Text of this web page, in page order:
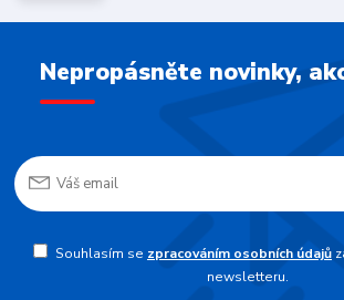
Nepropásněte novinky,
Souhlasím se zpracováním osobních údajů
newsletteru.